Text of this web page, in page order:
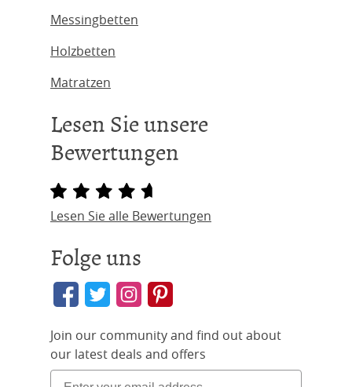
Messingbetten
Holzbetten
Matratzen
Lesen Sie unsere
Bewertungen
Lesen Sie alle Bewertungen
Folge uns
Join our community and find out about
our latest deals and offers